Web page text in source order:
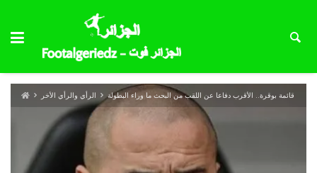
الرأي والرأي الأخر قائمة بوقرة.. الأقرب دفاعا عن اللقب من البحث ما وراء البطولة